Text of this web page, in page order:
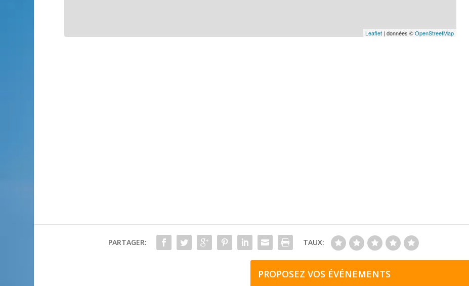
Leaflet | données ©OpenStreetMap
PARTAGER: TAUX:
PROPOSEZ VOS ÉVÉNEMENTS